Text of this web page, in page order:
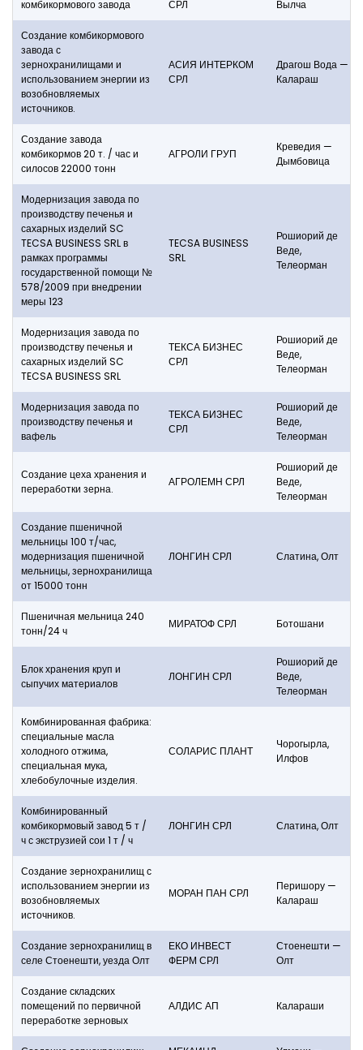
комбикормового завода СРЛ Вылча
Создание комбикормового
завода с
зернохранилищами и
использованием энергии из
возобновляемых
источников.
АСИЯ ИНТЕРКОМ
СРЛ
Драгош Вода —
Калараш
Создание завода
комбикормов 20 т. / час и
силосов 22000 тонн
АГРОЛИ ГРУП
Креведия —
Дымбовица
Модернизация завода по
производству печенья и
сахарных изделий SC
TECSA BUSINESS SRL в
рамках программы
государственной помощи №
578/2009 при внедрении
меры 123
TECSA BUSINESS
SRL
Рошиорий де
Веде,
Телеорман
Модернизация завода по
производству печенья и
сахарных изделий SC
TECSA BUSINESS SRL
ТЕКСА БИЗНЕС
СРЛ
Рошиорий де
Веде,
Телеорман
Модернизация завода по
производству печенья и
вафель
ТЕКСА БИЗНЕС
СРЛ
Рошиорий де
Веде,
Телеорман
Создание цеха хранения и
переработки зерна.
АГРОЛЕМН СРЛ
Рошиорий де
Веде,
Телеорман
Создание пшеничной
мельницы 100 т/час,
модернизация пшеничной
мельницы, зернохранилища
от 15000 тонн
ЛОНГИН СРЛ Слатина, Олт
Пшеничная мельница 240
тонн/24 ч
МИРАТОФ СРЛ Ботошани
Блок хранения круп и
сыпучих материалов
ЛОНГИН СРЛ
Рошиорий де
Веде,
Телеорман
Комбинированная фабрика:
специальные масла
холодного отжима,
специальная мука,
хлебобулочные изделия.
СОЛАРИС ПЛАНТ
Чорогырла,
Илфов
Комбинированный
комбикормовый завод 5 т /
ч с экструзией сои 1 т / ч
ЛОНГИН СРЛ Слатина, Олт
Создание зернохранилищ с
использованием энергии из
возобновляемых
источников.
МОРАН ПАН СРЛ
Перишору —
Калараш
Создание зернохранилищ в
селе Стоенешти, уезда Олт
ЕКО ИНВЕСТ
ФЕРМ СРЛ
Стоенешти —
Олт
Создание складских
помещений по первичной
переработке зерновых
АЛДИС АП Калараши